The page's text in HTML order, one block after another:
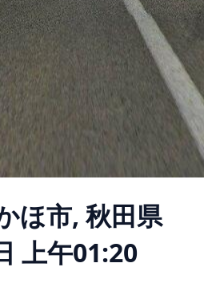
ほ市, 秋田県
上午01:20